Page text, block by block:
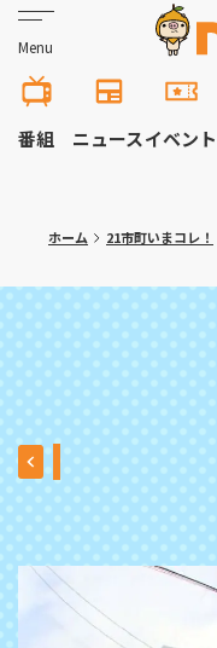
Menu
番組 ニュースイベント
ホーム 21市町いまコレ！